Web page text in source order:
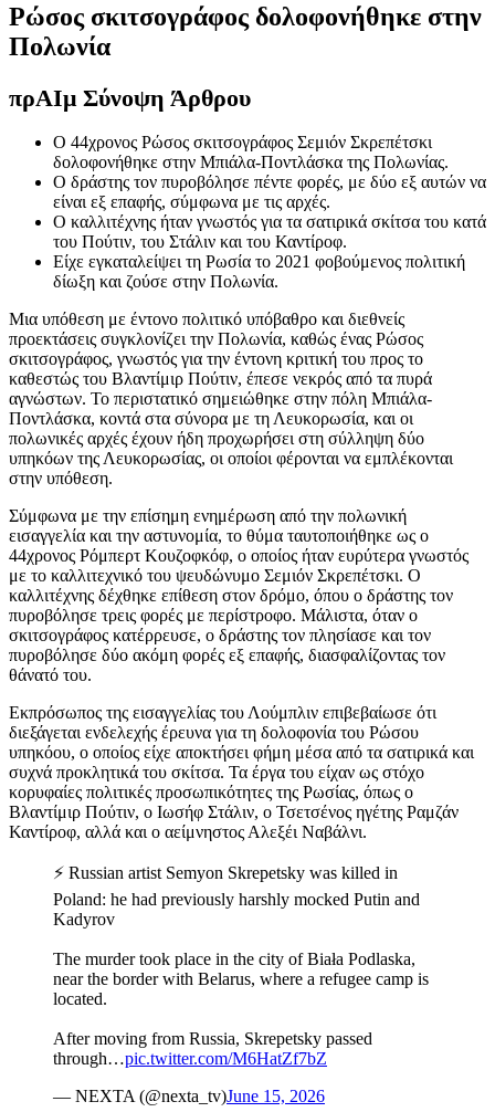
Ρώσος σκιτσογράφος δολοφονήθηκε στην
Πολωνία
πρΑΙμ Σύνοψη Άρθρου
Ο 44χρονος Ρώσος σκιτσογράφος Σεμιόν Σκρεπέτσκι
δολοφονήθηκε στην Μπιάλα-Ποντλάσκα της Πολωνίας.
Ο δράστης τον πυροβόλησε πέντε φορές, με δύο εξ αυτών να
είναι εξ επαφής, σύμφωνα με τις αρχές.
Ο καλλιτέχνης ήταν γνωστός για τα σατιρικά σκίτσα του κατά
του Πούτιν, του Στάλιν και του Καντίροφ.
Είχε εγκαταλείψει τη Ρωσία το 2021 φοβούμενος πολιτική
δίωξη και ζούσε στην Πολωνία.
Μια υπόθεση με έντονο πολιτικό υπόβαθρο και διεθνείς
προεκτάσεις συγκλονίζει την Πολωνία, καθώς ένας Ρώσος
σκιτσογράφος, γνωστός για την έντονη κριτική του προς το
καθεστώς του Βλαντίμιρ Πούτιν, έπεσε νεκρός από τα πυρά
αγνώστων. Το περιστατικό σημειώθηκε στην πόλη Μπιάλα-
Ποντλάσκα, κοντά στα σύνορα με τη Λευκορωσία, και οι
πολωνικές αρχές έχουν ήδη προχωρήσει στη σύλληψη δύο
υπηκόων της Λευκορωσίας, οι οποίοι φέρονται να εμπλέκονται
στην υπόθεση.
Σύμφωνα με την επίσημη ενημέρωση από την πολωνική
εισαγγελία και την αστυνομία, το θύμα ταυτοποιήθηκε ως ο
44χρονος Ρόμπερτ Κουζοφκόφ, ο οποίος ήταν ευρύτερα γνωστός
με το καλλιτεχνικό του ψευδώνυμο Σεμιόν Σκρεπέτσκι. Ο
καλλιτέχνης δέχθηκε επίθεση στον δρόμο, όπου ο δράστης τον
πυροβόλησε τρεις φορές με περίστροφο. Μάλιστα, όταν ο
σκιτσογράφος κατέρρευσε, ο δράστης τον πλησίασε και τον
πυροβόλησε δύο ακόμη φορές εξ επαφής, διασφαλίζοντας τον
θάνατό του.
Εκπρόσωπος της εισαγγελίας του Λούμπλιν επιβεβαίωσε ότι
διεξάγεται ενδελεχής έρευνα για τη δολοφονία του Ρώσου
υπηκόου, ο οποίος είχε αποκτήσει φήμη μέσα από τα σατιρικά και
συχνά προκλητικά του σκίτσα. Τα έργα του είχαν ως στόχο
κορυφαίες πολιτικές προσωπικότητες της Ρωσίας, όπως ο
Βλαντίμιρ Πούτιν, ο Ιωσήφ Στάλιν, ο Τσετσένος ηγέτης Ραμζάν
Καντίροφ, αλλά και ο αείμνηστος Αλεξέι Ναβάλνι.
⚡️ Russian artist Semyon Skrepetsky was killed in
Poland: he had previously harshly mocked Putin and
Kadyrov
The murder took place in the city of Biała Podlaska,
near the border with Belarus, where a refugee camp is
located.
After moving from Russia, Skrepetsky passed
through…pic.twitter.com/M6HatZf7bZ
— NEXTA (@nexta_tv)June 15, 2026